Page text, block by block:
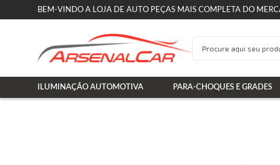
BEM-VINDO A LOJA DE AUTO PEÇAS MAIS COMPLETA DO
ILUMINAÇÃO AUTOMOTIVA PARA-CHOQUES E GRADES